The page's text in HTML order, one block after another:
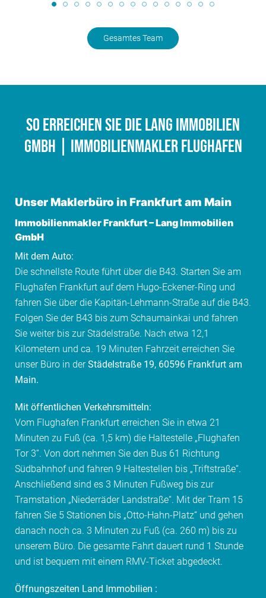
Gesamtes Team
So erreichen Sie die Lang Immobilien
GmbH | Immobilienmakler Flughafen
Unser Maklerbüro in Frankfurt am Main
Immobilienmakler Frankfurt–Lang Immobilien
GmbH
Mit dem Auto:
Die schnellste Route führt über die B43. Starten Sie am
Flughafen Frankfurt auf dem Hugo-Eckener-Ring und
fahren Sie über die Kapitän-Lehmann-Straße auf die B43.
Folgen Sie der B43 bis zum Schaumainkai und fahren
Sie weiter bis zur Städelstraße. Nach etwa 12,1
Kilometern und ca. 19 Minuten Fahrzeit erreichen Sie
unser Büro in derStädelstraße 19, 60596 Frankfurt am
Main.
Mit öffentlichen Verkehrsmitteln:
Vom Flughafen Frankfurt erreichen Sie in etwa 21
Minuten zu Fuß (ca. 1,5 km) die Haltestelle „Flughafen
Tor 3“. Von dort nehmen Sie den Bus 61 Richtung
Südbahnhof und fahren 9 Haltestellen bis „Triftstraße“.
Anschließend sind es 3 Minuten Fußweg bis zur
Tramstation „Niederräder Landstraße“. Mit der Tram 15
fahren Sie 5 Stationen bis „Otto-Hahn-Platz“ und gehen
danach noch ca. 3 Minuten zu Fuß (ca. 260 m) bis zu
unserem Büro. Die gesamte Fahrt dauert rund 1 Stunde
und ist bequem mit einem RMV-Ticket abgedeckt.
Öffnungszeiten Land Immobilien :